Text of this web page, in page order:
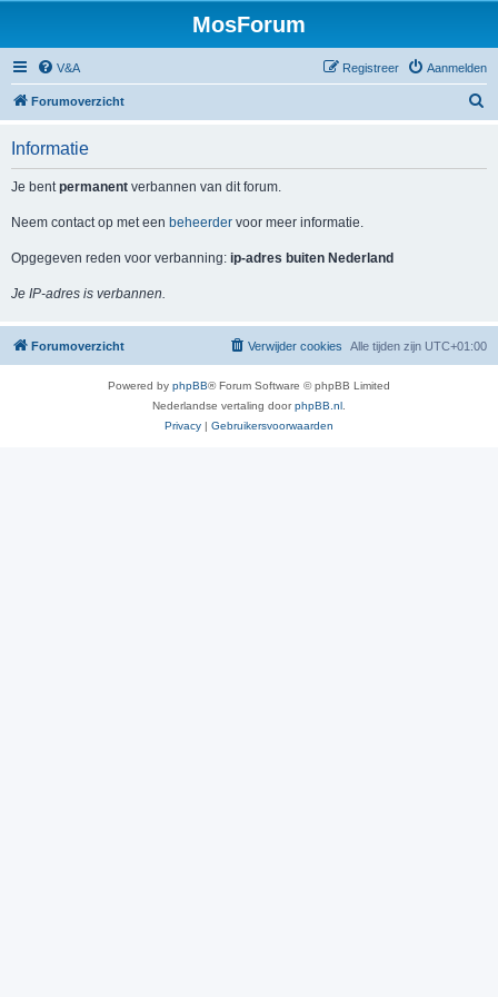
MosForum
V&A Aanmelden
Registreer
Forumoverzicht
Informatie
Je bentpermanent verbannen van dit forum.
Neem contact op met een beheerder voor meer informatie.
Opgegeven reden voor verbanning: ip-adres buiten Nederland
Je IP-adres is verbannen.
Forumoverzicht Alle tijden zijn UTC+01:00
Verwijder cookies
Powered by phpBB® Forum Software © phpBB Limited
Nederlandse vertaling doorphpBB.nl
Privacy | Gebruikersvoorwaarden